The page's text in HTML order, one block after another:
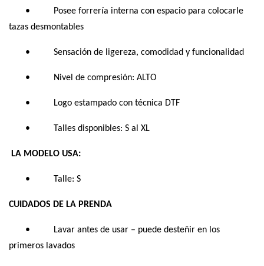
• Posee forrería interna con espacio para colocarle
tazas desmontables
• Sensación de ligereza, comodidad y funcionalidad
• Nivel de compresión: ALTO
• Logo estampado con técnica DTF
• Talles disponibles: S al XL
LA MODELO USA:
• Talle: S
CUIDADOS DE LA PRENDA
• Lavar antes de usar – puede desteñir en los
primeros lavados